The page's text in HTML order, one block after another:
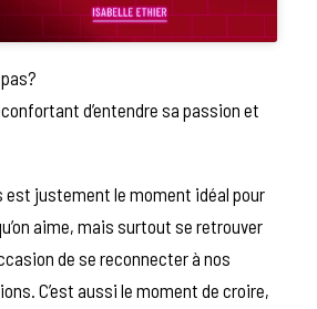
d’entendre sa passion et
est justement le moment idéal pour
aime, mais surtout se retrouver
de se reconnecter à nos
C’est aussi le moment de croire,